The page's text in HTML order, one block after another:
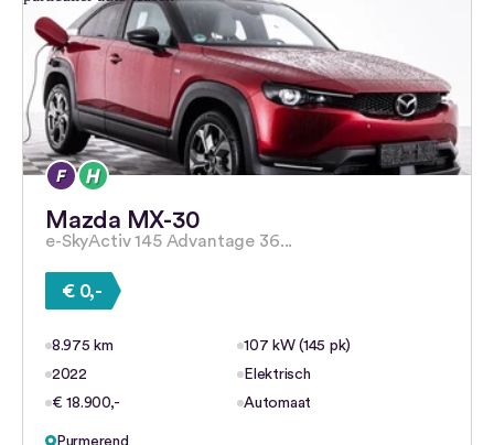
Mazda MX-30
e-SkyActiv 145 Advantage 36...
€ 0,-
8.975 km
107 kW (145 pk)
2022
Elektrisch
€ 18.900,-
Automaat
Purmerend